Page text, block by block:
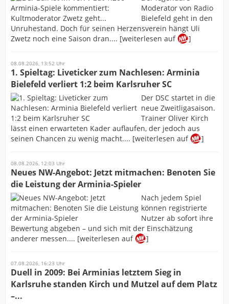
Moderator von Radio
Bielefeld geht in den
Unruhestand. Doch für seinen Herzensverein hängt Uli
Zwetz noch eine Saison dran.... [weiterlesen auf
]
08.08.2026, 13:52 Uhr
1. Spieltag: Liveticker zum Nachlesen: Arminia
Bielefeld verliert 1:2 beim Karlsruher SC
Der DSC startet in die
neue Zweitligasaison.
Trainer Oliver Kirch
lässt einen erwarteten Kader auflaufen, der jedoch aus
seinen Chancen zu wenig macht.... [weiterlesen auf
]
08.08.2026, 12:03 Uhr
Neues NW-Angebot: Jetzt mitmachen: Benoten Sie
die Leistung der Arminia-Spieler
Nach jedem Spiel
können registrierte
Nutzer ab sofort ihre
Bewertung abgeben – und sich mit der Einschätzung
anderer messen.... [weiterlesen auf
]
07.08.2026, 16:23 Uhr
Duell in 2009: Bei Arminias letztem Sieg in
Karlsruhe standen Kirch und Mutzel auf dem Platz
–...